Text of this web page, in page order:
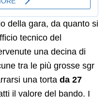
della gara, da quanto si
tecnico del
una decina di
tra le più grosse sgr
una torta da 27
il valore del bando. I